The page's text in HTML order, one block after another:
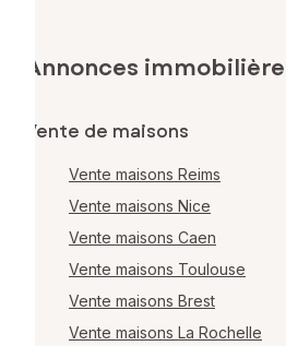
Annonces
Vente de maisons
Vente maisons Reims
Vente maisons Nice
Vente maisons Caen
Vente maisons Toulouse
Vente maisons Brest
Vente maisons La Rochelle